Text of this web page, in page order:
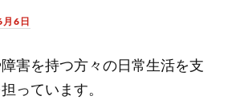
6日
害を持つ方々の日常生活を支
っています。